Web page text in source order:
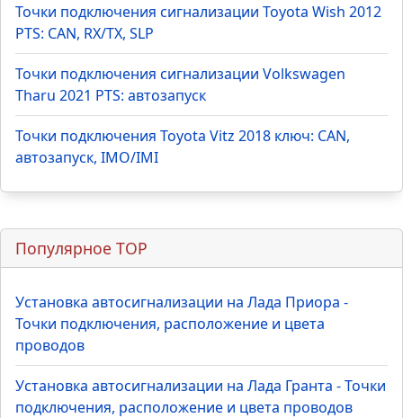
Точки подключения сигнализации Toyota Wish 2012
PTS: CAN, RX/TX, SLP
Точки подключения сигнализации Volkswagen
Tharu 2021 PTS: автозапуск
Точки подключения Toyota Vitz 2018 ключ: CAN,
автозапуск, IMO/IMI
Популярное TOP
Установка автосигнализации на Лада Приора -
Точки подключения, расположение и цвета
проводов
Установка автосигнализации на Лада Гранта - Точки
подключения, расположение и цвета проводов